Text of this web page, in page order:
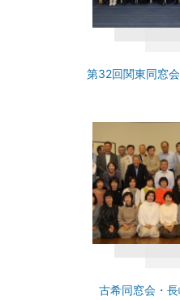
第32回関東同窓
古希同窓会・長